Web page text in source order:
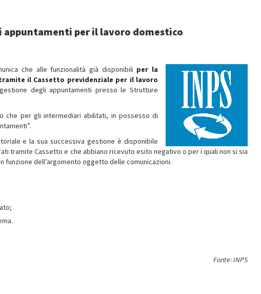
appuntamenti per il lavoro domestico
che alle funzionalità già disponibili per la
il Cassetto previdenziale per il lavoro
degli appuntamenti presso le Strutture
che per gli intermediari abilitati, in possesso di
e la sua successiva gestione è disponibile
tramite Cassetto e che abbiano ricevuto esito negativo o per i quali non si sia
dell’argomento oggetto delle comunicazioni.
Fonte: INPS